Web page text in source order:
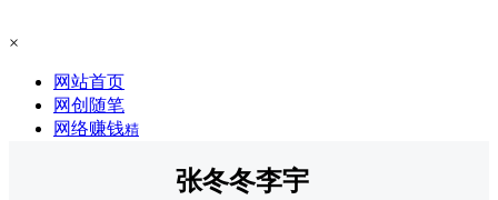
×
网站首页
网创随笔
网络赚钱精
张冬冬李宇